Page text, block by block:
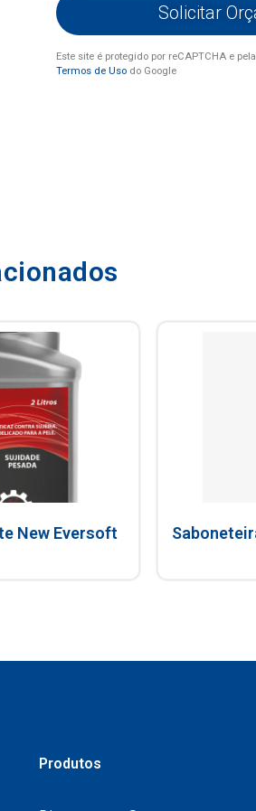
Solicitar
Este site é protegido por reCAPTCHA e
Termos de Usodo Google
New Eversoft
Produtos